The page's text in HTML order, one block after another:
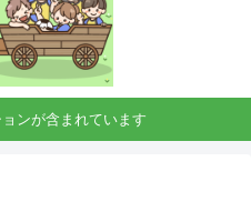
ンが含まれています